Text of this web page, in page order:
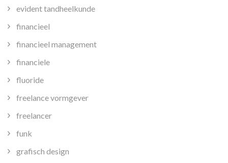
evident tandheelkunde
financieel
financieel management
financiele
fluoride
freelance vormgever
freelancer
funk
grafisch design